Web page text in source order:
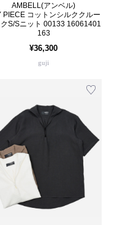
AMBELL(アンベル)
PIECE コットンシルククルー
S/Sニット 00133 16061401
163
¥36,300
guji